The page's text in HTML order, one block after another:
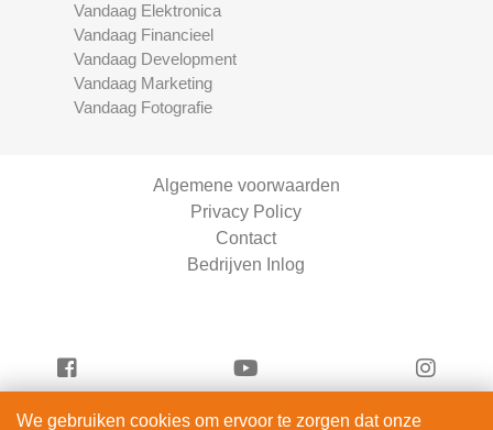
Vandaag Elektronica
Vandaag Financieel
Vandaag Development
Vandaag Marketing
Vandaag Fotografie
Algemene voorwaarden
Privacy Policy
Contact
Bedrijven Inlog
We gebruiken cookies om ervoor te zorgen dat onze